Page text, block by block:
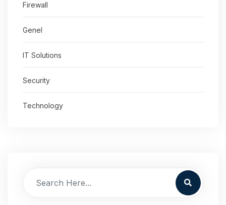
Firewall
Genel
IT Solutions
Security
Technology